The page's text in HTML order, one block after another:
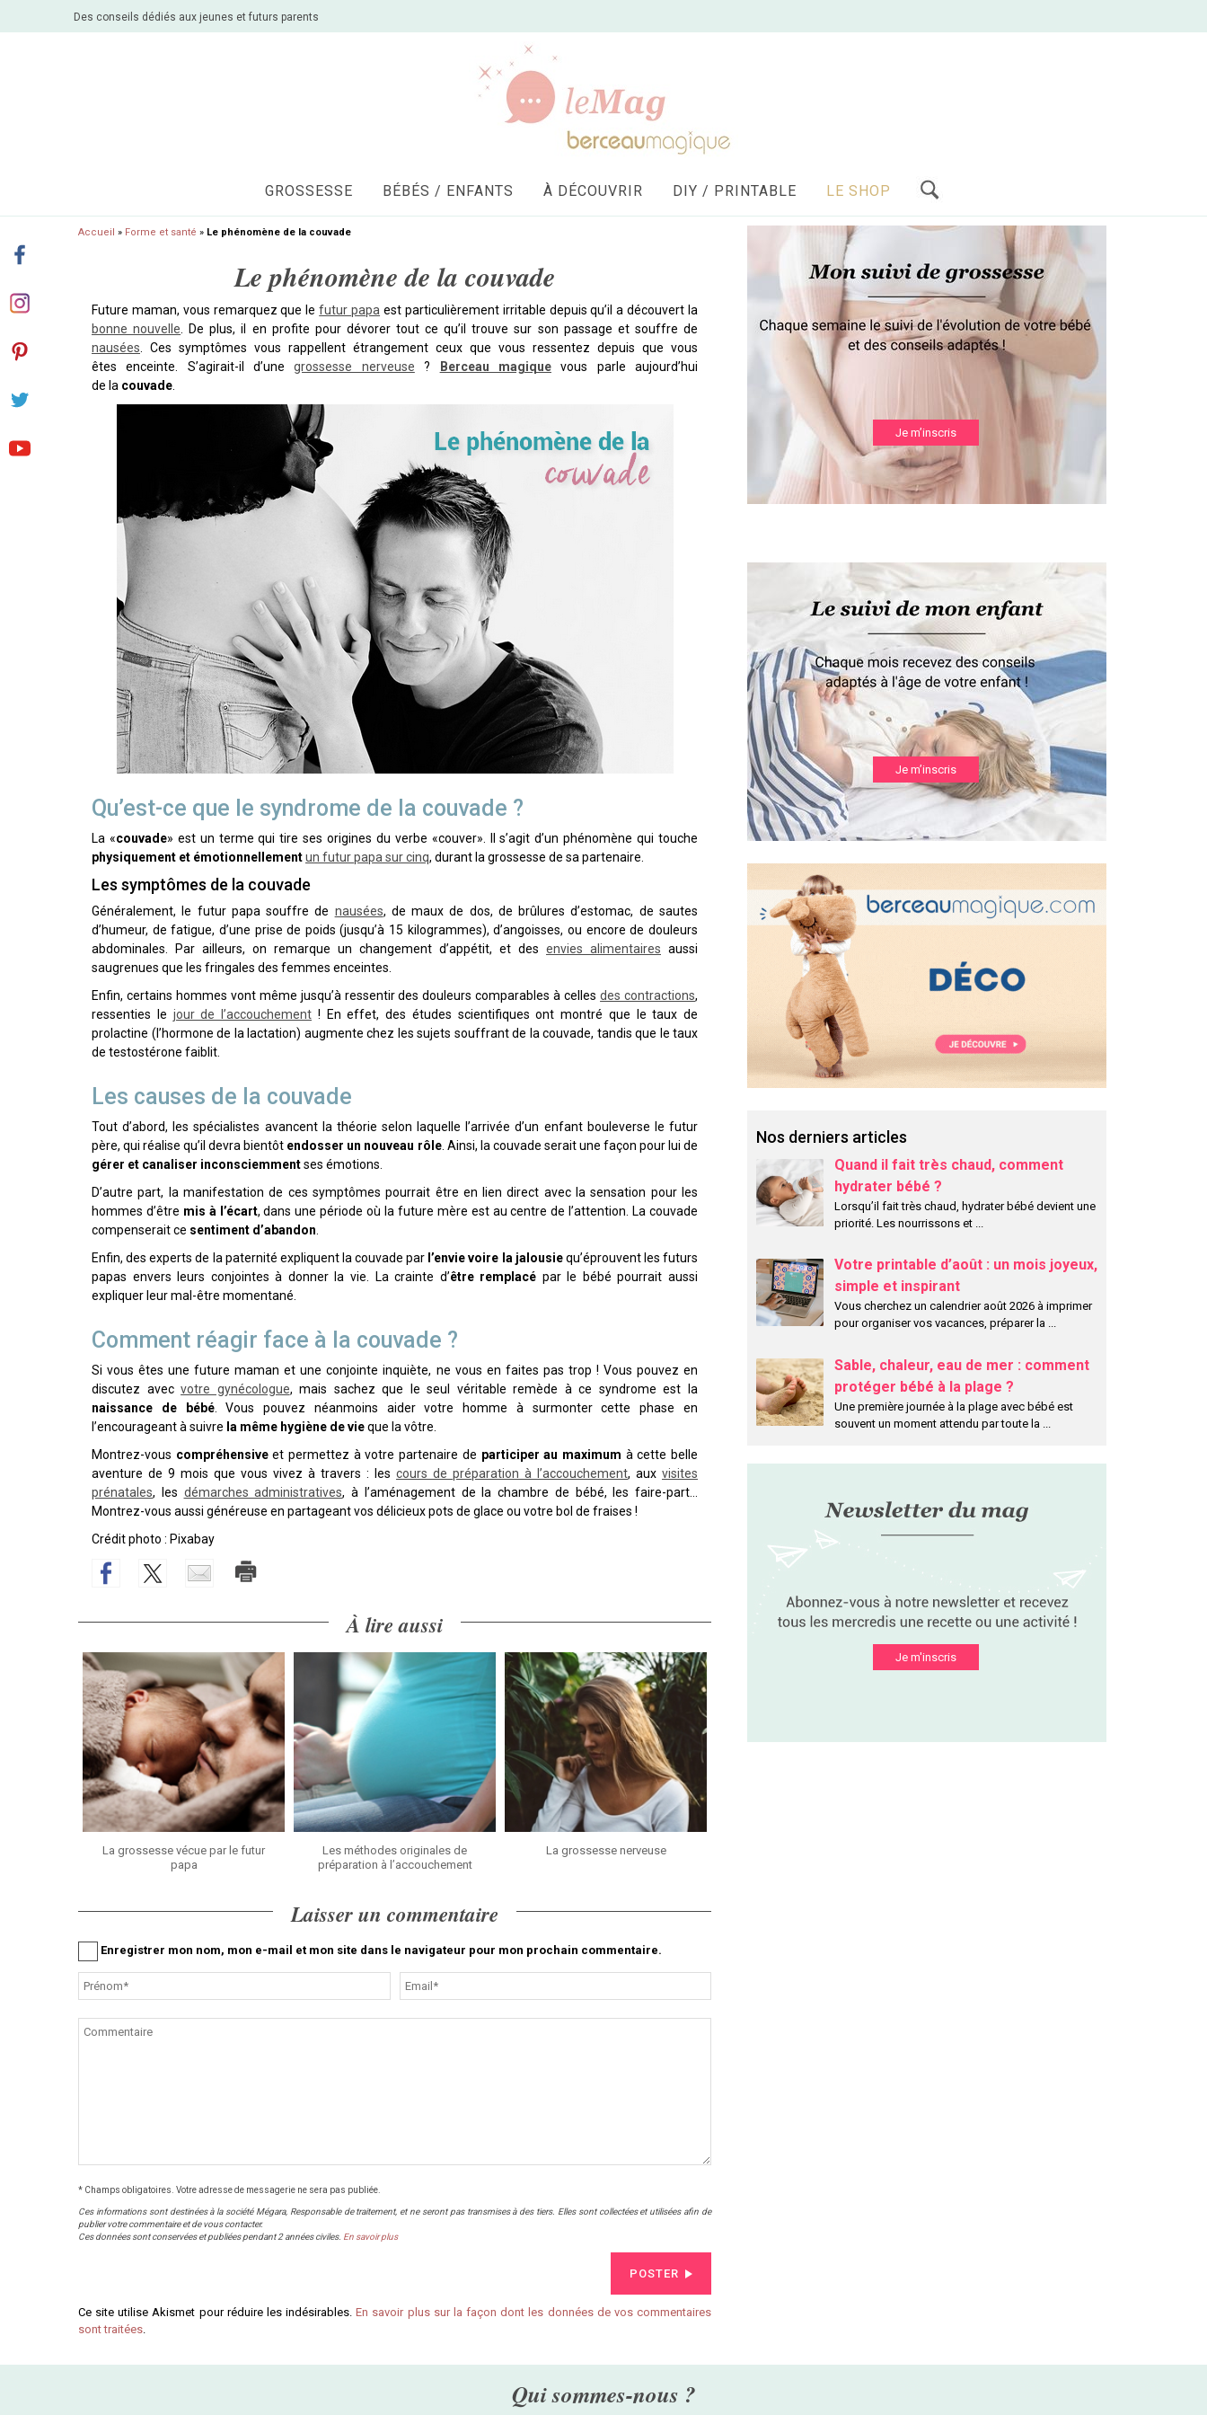
Des conseils dédiés aux jeunes et futurs parents
GROSSESSE BÉBÉS / ENFANTS À DÉCOUVRIR DIY / PRINTABLE LE SHOP
Accueil » Forme et santé » Le phénomène de la couvade
Le phénomène de la couvade
Future maman, vous remarquez que lefutur papa est particulièrement irritable depuis qu’il a découvert la
bonne nouvelle . De plus, il en profite pour dévorer tout ce qu’il trouve sur son passage et souffre de
nausées . Ces symptômes vous rappellent étrangement ceux que vous ressentez depuis que vous
êtes enceinte. S’agirait-il d’unegrossesse nerveuse ? Berceau magiquevous parle aujourd’hui
de la couvade
Qu’est-ce que le syndrome de la couvade ?
La «couvade» est un terme qui tire ses origines du verbe «couver». Il s’agit d’un phénomène qui touche
physiquement et émotionnellementun futur papa sur cinq, durant la grossesse de sa partenaire.
Les symptômes de la couvade
Généralement, le futur papa souffre de nausées, de maux de dos, de brûlures d’estomac, de sautes
d’humeur, de fatigue, d’une prise de poids (jusqu’à 15 kilogrammes), d’angoisses, ou encore de douleurs
abdominales. Par ailleurs, on remarque un changement d’appétit, et des envies alimentaires aussi
saugrenues que les fringales des femmes enceintes.
Enfin, certains hommes vont même jusqu’à ressentir des douleurs comparables à cellesdes contractions,
ressenties le jour de l’accouchement ! En effet, des études scientifiques ont montré que le taux de
prolactine (l’hormone de la lactation) augmente chez les sujets souffrant de la couvade, tandis que le taux
de testostérone faiblit.
Les causes de la couvade
Tout d’abord, les spécialistes avancent la théorie selon laquelle l’arrivée d’un enfant bouleverse le futur
père, qui réalise qu’il devra bientôt endosser un nouveau rôle. Ainsi, la couvade serait une façon pour lui de
gérer et canaliser inconsciemmentses émotions.
D’autre part, la manifestation de ces symptômes pourrait être en lien direct avec la sensation pour les
hommes d’être mis à l’écart, dans une période où la future mère est au centre de l’attention. La couvade
compenserait ce sentiment d’abandon
Enfin, des experts de la paternité expliquent la couvade par l’envie voire la jalousiequ’éprouvent les futurs
papas envers leurs conjointes à donner la vie. La crainte d’être remplacé par le bébé pourrait aussi
expliquer leur mal-être momentané.
Comment réagir face à la couvade ?
Si vous êtes une future maman et une conjointe inquiète, ne vous en faites pas trop ! Vous pouvez en
discutez avecvotre gynécologue, mais sachez que le seul véritable remède à ce syndrome est la
naissance de bébé. Vous pouvez néanmoins aider votre homme à surmonter cette phase en
l’encourageant à suivre la même hygiène de vieque la vôtre.
Montrez-vous compréhensiveet permettez à votre partenaire de participer au maximum à cette belle
aventure de 9 mois que vous vivez à travers : les cours de préparation à l’accouchement, aux visites
prénatales, les démarches administratives, à l’aménagement de la chambre de bébé, les faire-part…
Montrez-vous aussi généreuse en partageant vos délicieux pots de glace ou votre bol de fraises !
Crédit photo : Pixabay
À lire aussi
La grossesse vécue par le futur
papa
Les méthodes originales de
préparation à l’accouchement
La grossesse nerveuse
Laisser un commentaire
Enregistrer mon nom, mon e-mail et mon site dans le navigateur pour mon prochain commentaire.
POSTER
* Champs obligatoires. Votre adresse de messagerie ne sera pas publiée.
Ces informations sont destinées à la société Mégara, Responsable de traitement, et ne seront pas transmises à des tiers. Elles sont collectées et utilisées afin de
publier votre commentaire et de vous contacter.
Ces données sont conservées et publiées pendant 2 années civiles. En savoir plus
Ce site utilise Akismet pour réduire les indésirables.En savoir plus sur la façon dont les données de vos commentaires
sont traitées.
Je m’inscris
Je m’inscris
Nos derniers articles
Quand il fait très chaud, comment
hydrater bébé ?
Lorsqu’il fait très chaud, hydrater bébé devient une
priorité. Les nourrissons et ...
Votre printable d’août : un mois joyeux,
simple et inspirant
Vous cherchez un calendrier août 2026 à imprimer
pour organiser vos vacances, préparer la ...
Sable, chaleur, eau de mer : comment
protéger bébé à la plage ?
Une première journée à la plage avec bébé est
souvent un moment attendu par toute la
Je m'inscris
Qui sommes-nous ?